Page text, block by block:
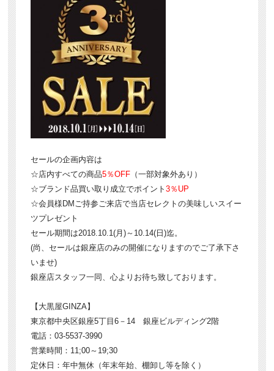
セールの企画内容は
☆店内すべての商品5％OFF（一部対象外あり）
☆ブランド品買い取り成立でポイント 3％UP
☆会員様DMご持参ご来店で当店セレクトの美味しいスイー
ツプレゼント
セール期間は2018.10.1(月)～10.14(日)迄。
(尚、セールは銀座店のみの開催になりますのでご了承下さ
いませ)
銀座店スタッフ一同、心よりお待ち致しております。
【大黒屋GINZA】
東京都中央区銀座5丁目6－14 銀座ビルディング2階
電話：03-5537-3990
営業時間：11;00～19;30
定休日：年中無休（年末年始、棚卸し等を除く）